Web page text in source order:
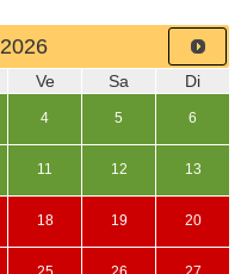
2026
Ve Sa Di
4 5 6
11 12 13
18 19 20